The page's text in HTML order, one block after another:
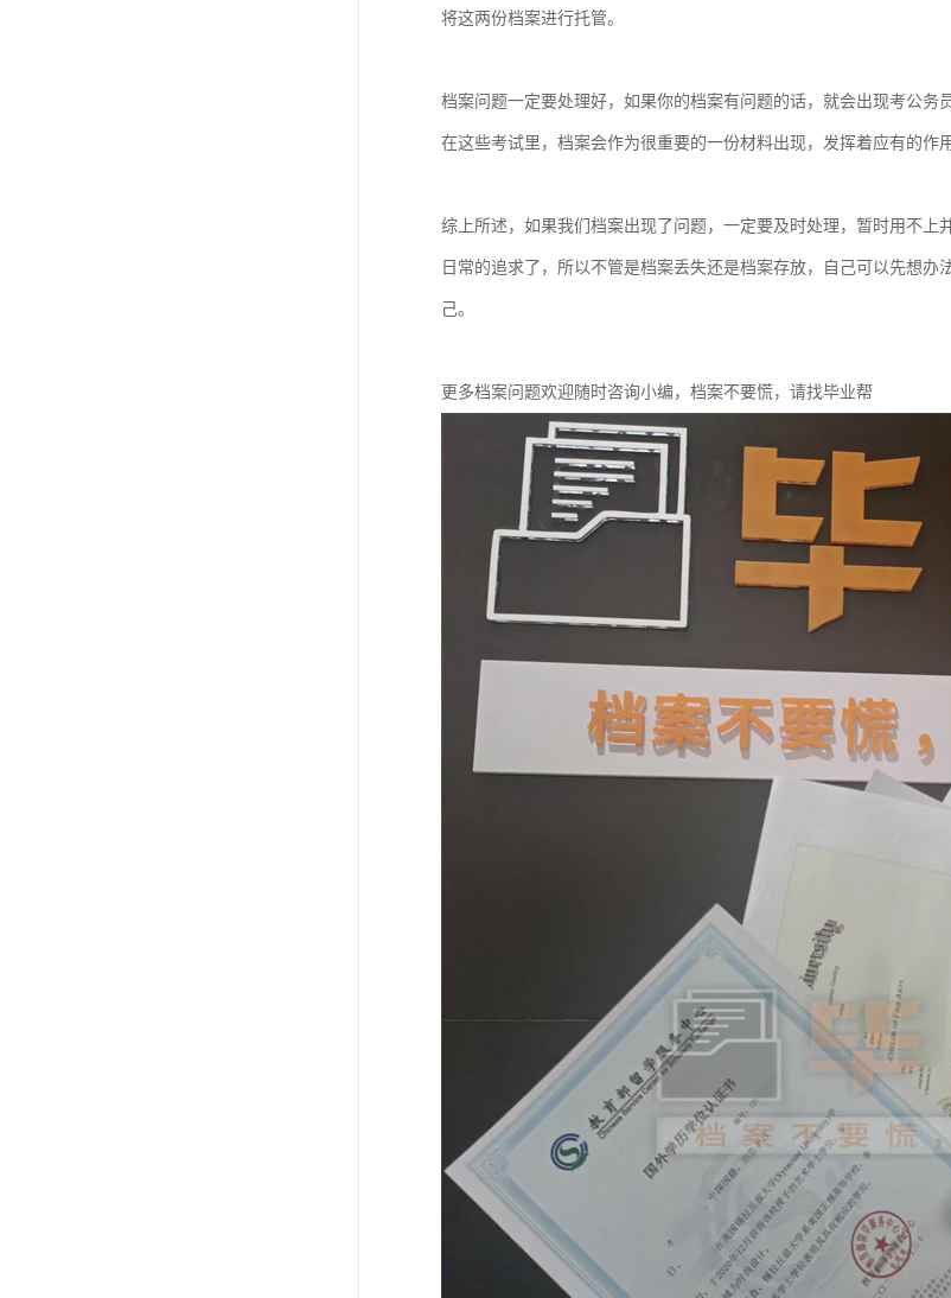
将这两份档案进行托管。
档案问题一定要处理好，如果你的档案有问题的话，就会出现考公务
在这些考试里，档案会作为很重要的一份材料出现，发挥着应有的作用
综上所述，如果我们档案出现了问题，一定要及时处理，暂时用不
日常的追求了，所以不管是档案丢失还是档案存放，自己可以先想
己。
更多档案问题欢迎随时咨询小编，档案不要慌，请找毕业帮